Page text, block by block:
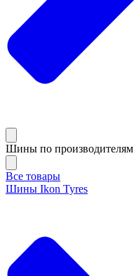
Шины по производителям
Все товары
Шины Ikon Tyres